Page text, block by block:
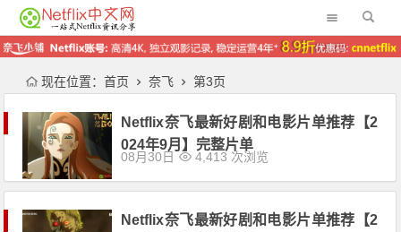
现在位置： 首页 奈飞 第3页
Netflix奈飞最新好剧和电影片单推荐【2
024年9月】完整片单
08月30日 4,413 次浏览
Netflix奈飞最新好剧和电影片单推荐【2